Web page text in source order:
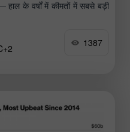
— हाल के वर्षों में कीमतों में सबसे बड़ी
1387